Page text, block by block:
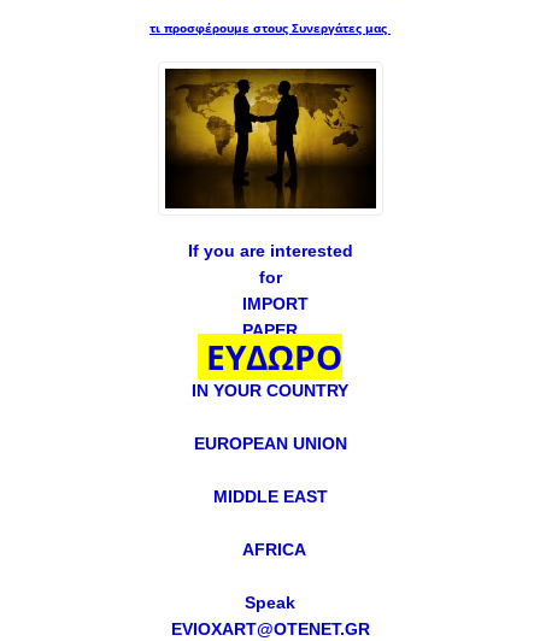
τι προσφέρουμε στους Συνεργάτες μας
If you are interested
for
IMPORT
PAPER
ΕΥΔΩΡΟ
IN YOUR COUNTRY
EUROPEAN UNION
MIDDLE EAST
AFRICA
Speak
EVIOXART@OTENET.GR